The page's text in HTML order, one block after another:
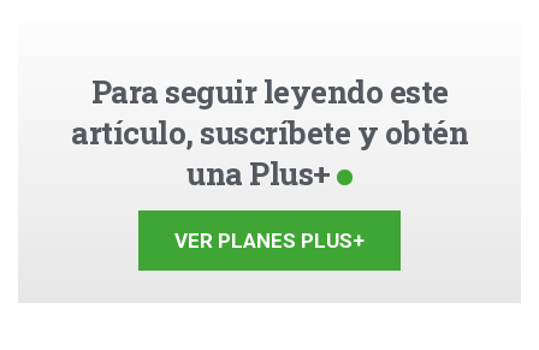
Para seguir leyendo este
artículo, suscríbete y obtén
una Plus+
VER PLANES PLUS+